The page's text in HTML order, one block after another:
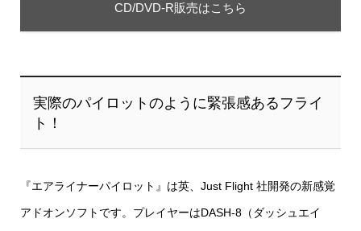
CD/DVD-R販売はこちら
実際のパイロットのように緊張感あるフライ
ト！
『エアライナーパイロット』は英、Just Flight 社開発の新感覚
アドオンソフトです。プレイヤーはDASH-8（ダッシュエイ